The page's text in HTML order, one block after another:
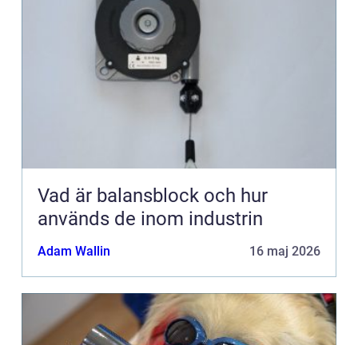
Vad är balansblock och hur
används de inom industrin
Adam Wallin 16 maj 2026